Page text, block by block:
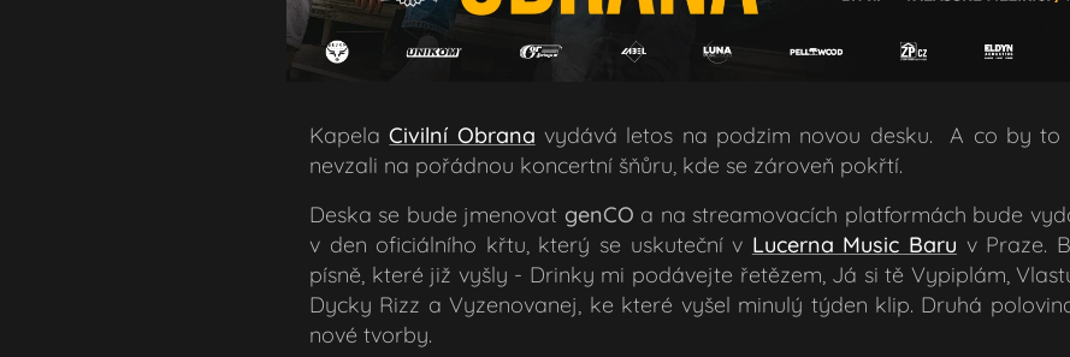
KapelaCivilní Obrana vydává letos na podzim novou desku. A co by to
nevzali na pořádnou koncertní šňůru, kde se zároveň pokřtí.
Deska se bude jmenovat genCO a na streamovacích platformách bude
v den oficiálního křtu, který se uskuteční v Lucerna Music Baru v Praze.
písně, které již vyšly - Drinky mi podávejte řetězem, Já si tě Vypiplám, Vlast
Dycky Rizz aVyzenovanej , ke které vyšel minulý týden klip. Druhá
nové tvorby.